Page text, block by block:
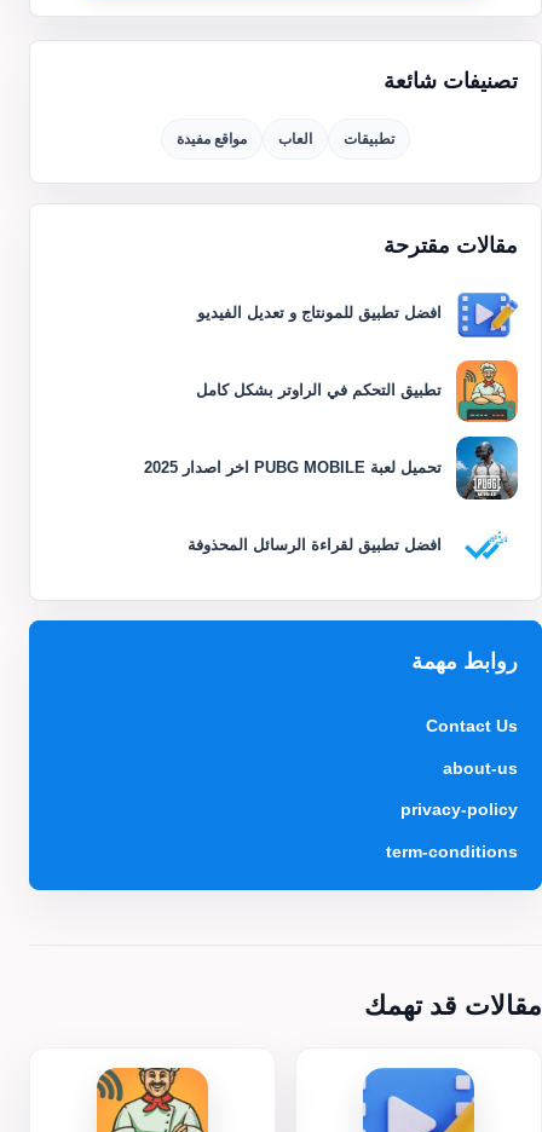
تصنيفات شائعة
تطبيقات العاب مواقع مفيدة
مقالات مقترحة
افضل تطبيق للمونتاج و تعديل الفيديو
تطبيق التحكم في الراوتر بشكل كامل
تحميل لعبة PUBG MOBILE اخر اصدار 2025
افضل تطبيق لقراءة الرسائل المحذوفة
روابط مهمة
Contact Us
about-us
privacy-policy
term-conditions
مقالات قد تهمك